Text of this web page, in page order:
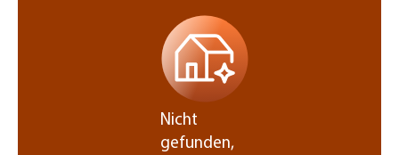
Nicht
gefunden,